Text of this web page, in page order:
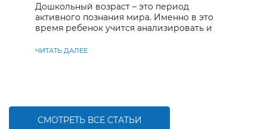
Дошкольный возраст – это период
активного познания мира. Именно в это
время ребенок учится анализировать и
ЧИТАТЬ ДАЛЕЕ
СМОТРЕТЬ ВСЕ СТАТЬИ